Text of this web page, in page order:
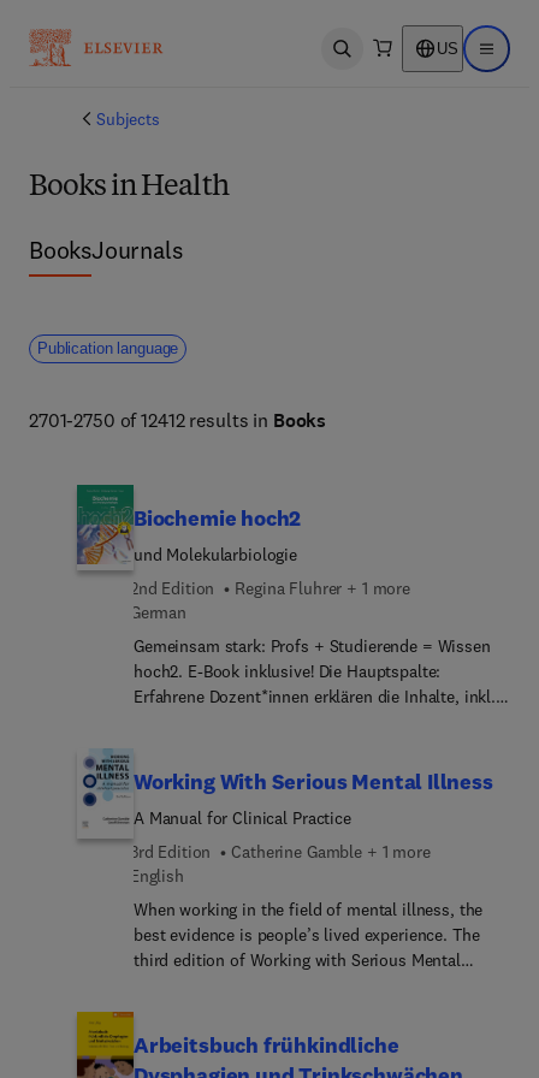
Open search US Open
Subjects
Books in Health
BooksJournals
Publication language
2701-2750 of 12412 results in Books
Biochemie hoch2
und Molekularbiologie
2nd Edition
Regina Fluhrer + 1 more
German
Gemeinsam stark: Profs + Studierende = Wissen
hoch2. E-Book inklusive! Die Hauptspalte:
Erfahrene Dozent*innen erklären die Inhalte, inkl.
die deutlich machen, warum und wo Biochemie
wichtig für Ärzt*innen ist, dazu über 650
großartige Abbildungen mit einheitlichem
Farbschema und Fragen am Kapitelende zum
Selbsttest. Neu in der 2. Auflage: Intensivierung
der klinischen Bezüge, Darstellung der relevanten
Fokuserkrankungen aus dem neuen
Gegenstandskatalog, Verzeichnisse für klinische
Bezüge (erweitert), Wirkstoffe (neu) und reguläres
korrigiert und aktualisiert. Inklusive: Ihr E-Book
Working With Serious Mental Illness
A Manual for Clinical Practice
3rd Edition
Catherine Gamble + 1 more
English
When working in the field of mental illness, the
best evidence is people’s lived experience. The
third edition of Working with Serious Mental
to provide clear, practical advice for
Arbeitsbuch frühkindliche